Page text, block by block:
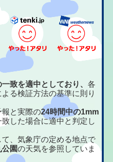
致を適中としており、各
る検証方法の基準に則り
と実際の24時間中の1mm
致した場合に適中と判定し
、気象庁の定める地点で
公園の天気を参照していま